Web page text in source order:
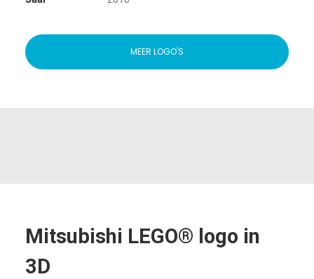
MEER LOGO'S
Mitsubishi LEGO® logo in
3D